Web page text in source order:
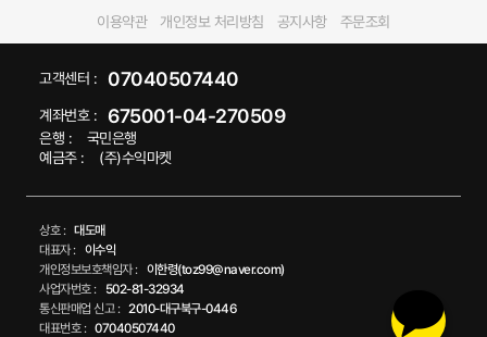
5,880원54%
12,800원
무료배송 무료배송
56